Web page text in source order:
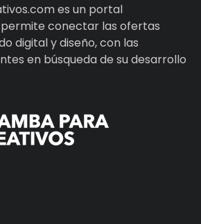
es un portal
conectar las ofertas
digital y diseño, con las
en búsqueda de su desarrollo